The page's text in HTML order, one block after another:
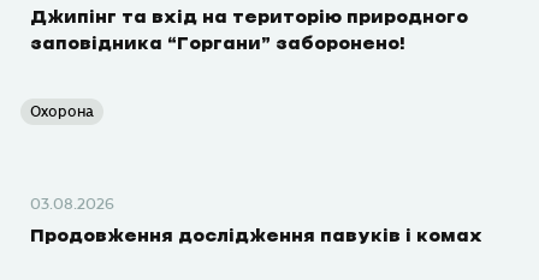
Джипінг та вхід на територію природного
заповідника “Горгани” заборонено!
Охорона
03.08.2026
Продовження дослідження павуків і комах